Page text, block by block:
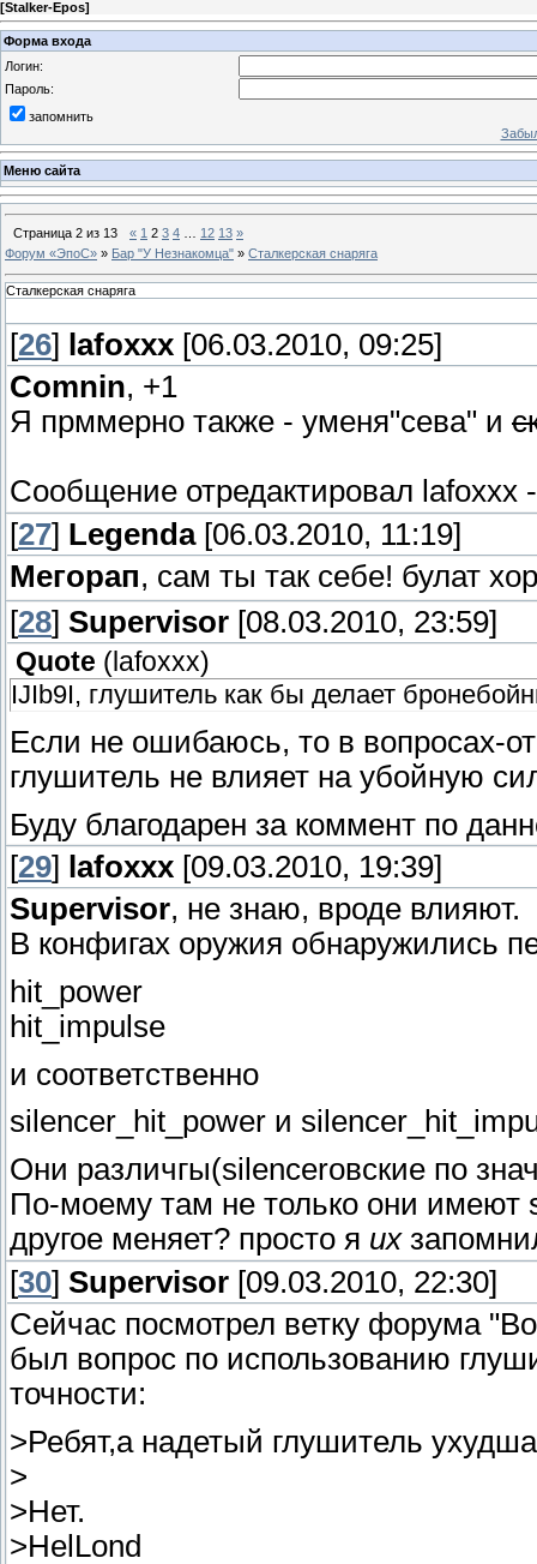
[Stalker-Epos]
Форма входа
Логин:
Пароль:
запомнить
Меню сайта
Страница 2 из 13 « 1 2 3 4 12 13 »
Форум «ЭпоС» » Бар "У Незнакомца" » Сталкерская снаряга
Сталкерская снаряга
[26] lafoxxx [06.03.2010, 09:25]
Comnin, +1
Я прммерно также - уменя"сева" и
Сообщение отредактировал lafoxxx
[27] Legenda[06.03.2010, 11:19]
Мегорап, сам ты так себе! булат
[28] Supervisor [08.03.2010, 23:59]
Quote ( lafoxxx)
IJIb9I, глушитель как бы делает
Если не ошибаюсь, то в вопросах-
глушитель не влияет на убойную
Буду благодарен за коммент по
[29] lafoxxx [09.03.2010, 19:39]
Supervisor, не знаю, вроде влияют.
В конфигах оружия обнаружились
hit_power
hit_impulse
и соответственно
silencer_hit_power и
Они различгы(silencerовские по
По-моему там не только они имеют
другое меняет? просто я их
[30] Supervisor [09.03.2010, 22:30]
Сейчас посмотрел ветку форума
был вопрос по использованию
точности:
>Ребят,а надетый глушитель
>
>Нет.
>HelLond